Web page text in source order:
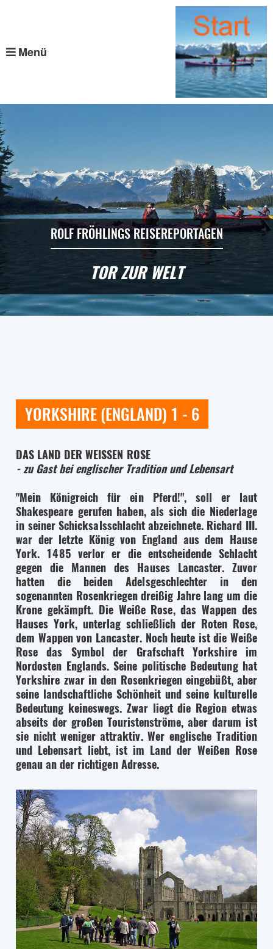
Menü
ROLF FRÖHLINGS REISEREPORTAGEN
TOR ZUR WELT
YORKSHIRE (ENGLAND) 1 - 6
DAS LAND DER WEISSEN ROSE
- zu Gast bei englischer Tradition und Lebensart
"Mein Königreich für ein Pferd!", soll er laut
Shakespeare gerufen haben, als sich die Niederlage
in seiner Schicksalsschlacht abzeichnete. Richard III.
war der letzte König von England aus dem Hause
York. 1485 verlor er die entscheidende Schlacht
gegen die Mannen des Hauses Lancaster. Zuvor
hatten die beiden Adelsgeschlechter in den
sogenannten Rosenkriegen dreißig Jahre lang um die
Krone gekämpft. Die Weiße Rose, das Wappen des
Hauses York, unterlag schließlich der Roten Rose,
dem Wappen von Lancaster. Noch heute ist die Weiße
Rose das Symbol der Grafschaft Yorkshire im
Nordosten Englands. Seine politische Bedeutung hat
Yorkshire zwar in den Rosenkriegen eingebüßt, aber
seine landschaftliche Schönheit und seine kulturelle
Bedeutung keineswegs. Zwar liegt die Region etwas
abseits der großen Touristenströme, aber darum ist
sie nicht weniger attraktiv. Wer englische Tradition
und Lebensart liebt, ist im Land der Weißen Rose
genau an der richtigen Adresse.